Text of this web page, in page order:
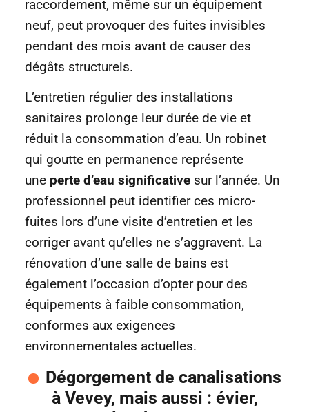
raccordement, même sur un équipement
neuf, peut provoquer des fuites invisibles
pendant des mois avant de causer des
dégâts structurels.
L’entretien régulier des installations
sanitaires prolonge leur durée de vie et
réduit la consommation d’eau. Un robinet
qui goutte en permanence représente
une perte d’eau significative sur l’année. Un
professionnel peut identifier ces micro-
fuites lors d’une visite d’entretien et les
corriger avant qu’elles ne s’aggravent. La
rénovation d’une salle de bains est
également l’occasion d’opter pour des
équipements à faible consommation,
conformes aux exigences
environnementales actuelles.
Dégorgement de canalisations
à Vevey, mais aussi : évier,